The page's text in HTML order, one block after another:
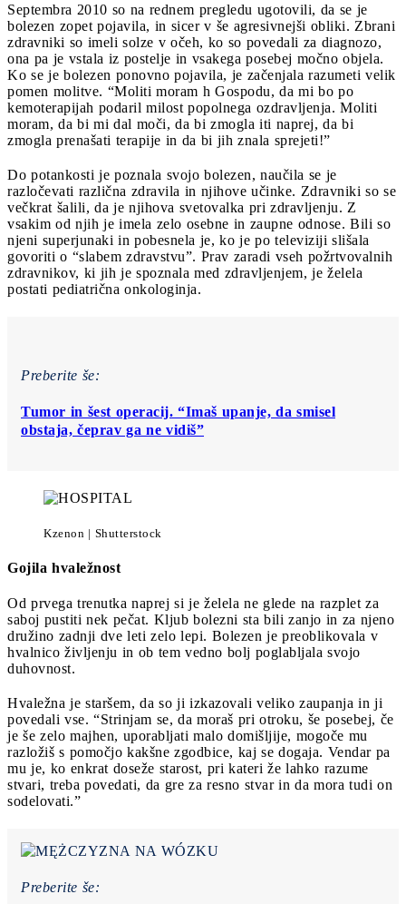
Septembra 2010 so na rednem pregledu ugotovili, da se je
bolezen zopet pojavila, in sicer v še agresivnejši obliki. Zbrani
zdravniki so imeli solze v očeh, ko so povedali za diagnozo,
ona pa je vstala iz postelje in vsakega posebej močno objela.
Ko se je bolezen ponovno pojavila, je začenjala razumeti velik
pomen molitve. “Moliti moram h Gospodu, da mi bo po
kemoterapijah podaril milost popolnega ozdravljenja. Moliti
moram, da bi mi dal moči, da bi zmogla iti naprej, da bi
zmogla prenašati terapije in da bi jih znala sprejeti!”
Do potankosti je poznala svojo bolezen, naučila se je
razločevati različna zdravila in njihove učinke. Zdravniki so se
večkrat šalili, da je njihova svetovalka pri zdravljenju. Z
vsakim od njih je imela zelo osebne in zaupne odnose. Bili so
njeni superjunaki in pobesnela je, ko je po televiziji slišala
govoriti o “slabem zdravstvu”. Prav zaradi vseh požrtvovalnih
zdravnikov, ki jih je spoznala med zdravljenjem, je želela
postati pediatrična onkologinja.
Preberite še:
Tumor in šest operacij. “Imaš upanje, da smisel
obstaja, čeprav ga ne vidiš”
Kzenon | Shutterstock
Gojila hvaležnost
Od prvega trenutka naprej si je želela ne glede na razplet za
saboj pustiti nek pečat. Kljub bolezni sta bili zanjo in za njeno
družino zadnji dve leti zelo lepi. Bolezen je preoblikovala v
hvalnico življenju in ob tem vedno bolj poglabljala svojo
duhovnost.
Hvaležna je staršem, da so ji izkazovali veliko zaupanja in ji
povedali vse. “Strinjam se, da moraš pri otroku, še posebej, če
je še zelo majhen, uporabljati malo domišljije, mogoče mu
razložiš s pomočjo kakšne zgodbice, kaj se dogaja. Vendar pa
mu je, ko enkrat doseže starost, pri kateri že lahko razume
stvari, treba povedati, da gre za resno stvar in da mora tudi on
sodelovati.”
Preberite še: